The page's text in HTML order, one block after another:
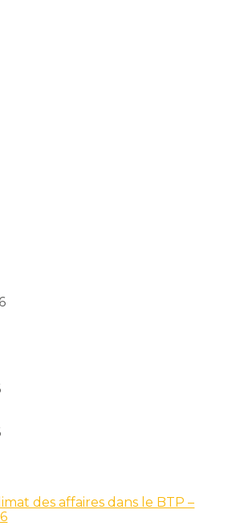
des affaires dans le BTP –